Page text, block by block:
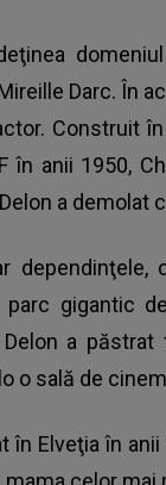
Darc. În
Construit
în anii 1950,
a
parc gigantic
Delon a
o sală de
în Elveţia în